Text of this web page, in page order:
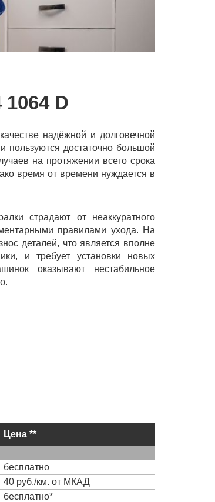
D
надёжной и долговечной
пользуются достаточно большой
на протяжении всего срока
время от времени нуждается в
страдают от неаккуратного
правилами ухода. На
деталей, что является вполне
и требует установки новых
оказывают нестабильное
Цена **
бесплатно
40 руб./км. от МКАД
бесплатно*